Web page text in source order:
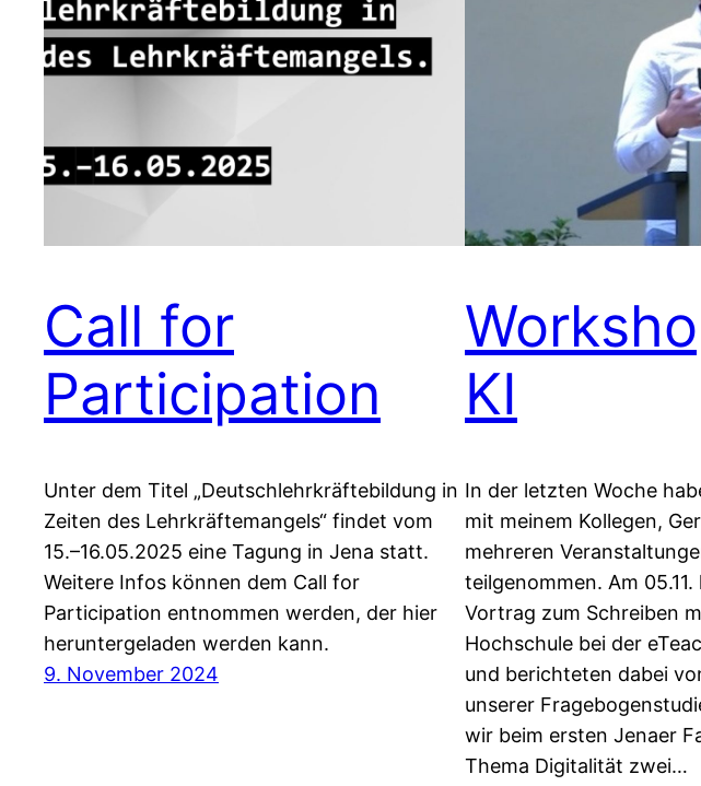
Call for
Participation
Unter dem Titel „Deutschlehrkräftebildung in
Zeiten des Lehrkräftemangels“ findet vom
15.–16.05.2025 eine Tagung in Jena statt.
Weitere Infos können dem Call for
Participation entnommen werden, der hier
heruntergeladen werden kann.
9. November 2024
KI
In der letzten Woche
mit meinem Kollegen,
mehreren
teilgenommen. Am
Vortrag zum Schreiben
Hochschule bei der
und berichteten dabei
unserer
wir beim ersten Jenaer
Thema Digitalität zwei…